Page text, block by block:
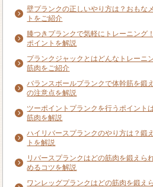
壁プランクの正しいやり方は？おもな
トをご紹介
膝つきプランクで気軽にトレーニング
ポイントを解説
プランクジャックとはどんなトレーニ
筋肉をご紹介
バランスボールプランクで体幹筋を鍛
の注意点を解説
ツーポイントプランクを行うポイント
筋肉を解説
ハイリバースプランクのやり方は？鍛
トを解説
リバースプランクはどの筋肉を鍛えら
めるコツを解説
ワンレッグプランクはどの筋肉を鍛え